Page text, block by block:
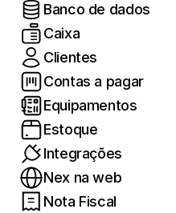
Banco de dados
Caixa
Clientes
Contas a pagar
Equipamentos
Estoque
Integrações
Nex na web
Nota Fiscal